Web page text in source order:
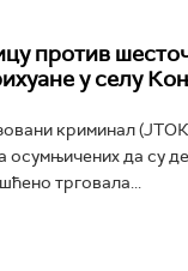
против
у селу
криминал
да су
трговала...